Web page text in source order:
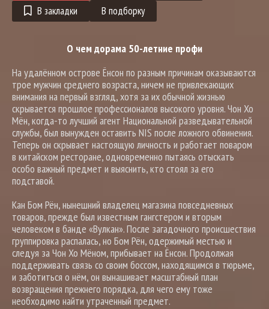
В закладки
В подборку
О чем дорама 50-летние профи
На удалённом острове Ёнсон по разным причинам оказываются
трое мужчин среднего возраста, ничем не привлекающих
внимания на первый взгляд, хотя за их обычной жизнью
скрывается прошлое профессионалов высокого уровня. Чон Хо
Мён, когда-то лучший агент Национальной разведывательной
службы, был вынужден оставить NIS после ложного обвинения.
Теперь он скрывает настоящую личность и работает поваром
в китайском ресторане, одновременно пытаясь отыскать
особо важный предмет и выяснить, кто стоял за его
подставой.
Кан Бом Рён, нынешний владелец магазина повседневных
товаров, прежде был известным гангстером и вторым
человеком в банде «Вулкан». После загадочного происшествия
группировка распалась, но Бом Рён, одержимый местью и
следуя за Чон Хо Мёном, прибывает на Ёнсон. Продолжая
поддерживать связь со своим боссом, находящимся в тюрьме,
и заботиться о нём, он вынашивает масштабный план
возвращения прежнего порядка, для чего ему тоже
необходимо найти утраченный предмет.